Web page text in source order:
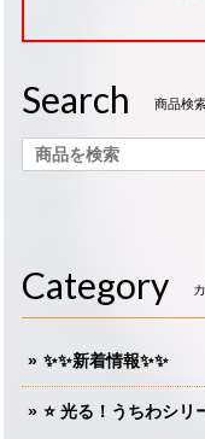
Search 商品検
Category
✨✨新着情報✨✨
⭐️ 光る！うちわシリ